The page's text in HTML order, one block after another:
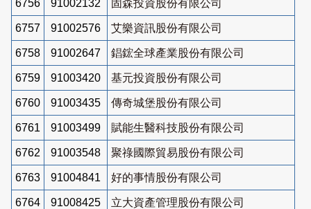
6756 91002132 固森投資股份有限公司
6757 91002576 艾樂資訊股份有限公司
6758 91002647 錩鋐全球產業股份有限公司
6759 91003420 基元投資股份有限公司
6760 91003435 傳奇城堡股份有限公司
6761 91003499 賦能生醫科技股份有限公司
6762 91003548 聚祿國際貿易股份有限公司
6763 91004841 好的事情股份有限公司
6764 91008425 立大資產管理股份有限公司